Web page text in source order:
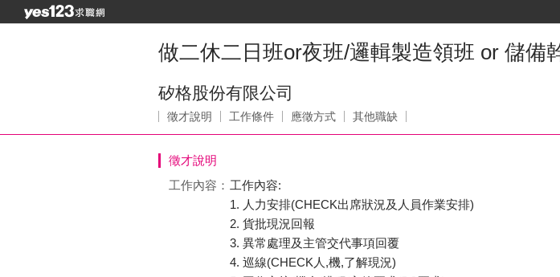
做二休二日班or夜班/邏輯製造領班 or 儲備
矽格股份有限公司
徵才說明 工作條件 應徵方式 其他職缺
徵才說明
工作內容： 工作內容:
1. 人力安排(CHECK出席狀況及人員作業安排)
2. 貨批現況回報
3. 異常處理及主管交代事項回覆
4. 巡線(CHECK人,機,了解現況)